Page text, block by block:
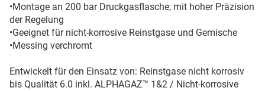
•Montage an 200 bar Druckgasflasche; mit hoher Präzision
der Regelung
•Geeignet für nicht-korrosive Reinstgase und Gemische
•Messing verchromt
Entwickelt für den Einsatz von: Reinstgase nicht korrosiv
bis Qualität 6.0 inkl. ALPHAGAZ™ 1&2 / Nicht-korrosive